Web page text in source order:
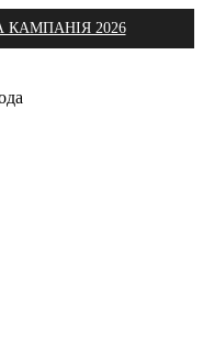
КАМПАНІЯ 2026